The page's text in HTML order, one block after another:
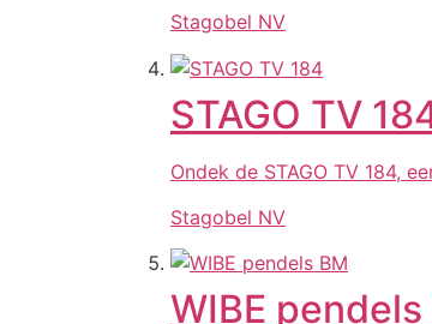
Stagobel NV
STAGO TV
Ondek de STAGO TV 184,
Stagobel NV
WIBE pendels